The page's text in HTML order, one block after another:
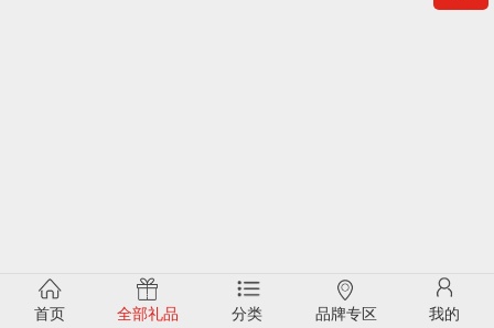
首页 全部礼品 分类 品牌专区 我的